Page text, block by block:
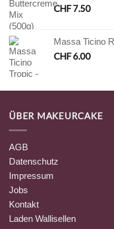
CHF7.50
Massa Ticino
CHF6.00
ÜBER MAKEURCAKE
AGB
Datenschutz
Impressum
Jobs
Kontakt
Laden Wallisellen